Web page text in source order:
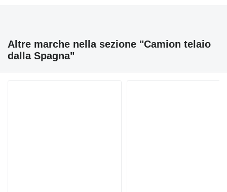
Altre marche nella sezione "Camion telaio
dalla Spagna"